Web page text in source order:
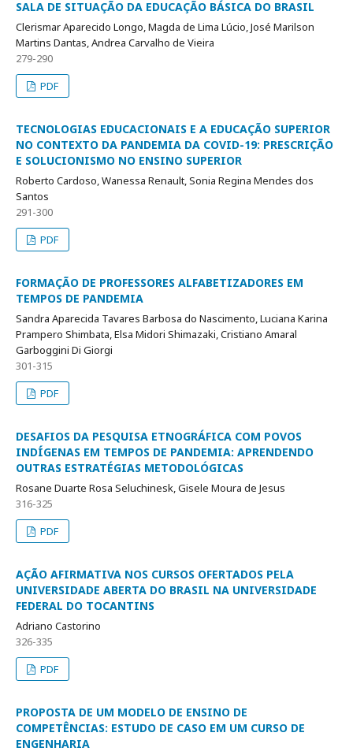
SALA DE SITUAÇÃO DA EDUCAÇÃO BÁSICA DO BRASIL
Clerismar Aparecido Longo, Magda de Lima Lúcio, José Marilson
Martins Dantas, Andrea Carvalho de Vieira
279-290
PDF
TECNOLOGIAS EDUCACIONAIS E A EDUCAÇÃO SUPERIOR
NO CONTEXTO DA PANDEMIA DA COVID-19: PRESCRIÇÃO
E SOLUCIONISMO NO ENSINO SUPERIOR
Roberto Cardoso, Wanessa Renault, Sonia Regina Mendes dos
Santos
291-300
PDF
FORMAÇÃO DE PROFESSORES ALFABETIZADORES EM
TEMPOS DE PANDEMIA
Sandra Aparecida Tavares Barbosa do Nascimento, Luciana Karina
Prampero Shimbata, Elsa Midori Shimazaki, Cristiano Amaral
Garboggini Di Giorgi
301-315
PDF
DESAFIOS DA PESQUISA ETNOGRÁFICA COM POVOS
INDÍGENAS EM TEMPOS DE PANDEMIA: APRENDENDO
OUTRAS ESTRATÉGIAS METODOLÓGICAS
Rosane Duarte Rosa Seluchinesk, Gisele Moura de Jesus
316-325
PDF
AÇÃO AFIRMATIVA NOS CURSOS OFERTADOS PELA
UNIVERSIDADE ABERTA DO BRASIL NA UNIVERSIDADE
FEDERAL DO TOCANTINS
Adriano Castorino
326-335
PDF
PROPOSTA DE UM MODELO DE ENSINO DE
COMPETÊNCIAS: ESTUDO DE CASO EM UM CURSO DE
ENGENHARIA